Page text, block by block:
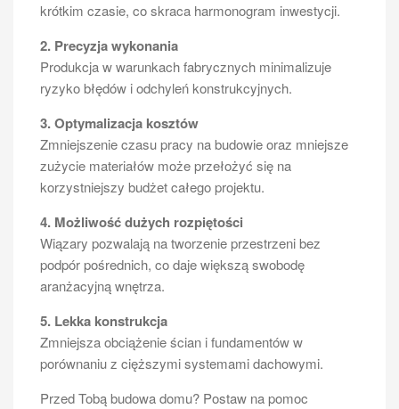
krótkim czasie, co skraca harmonogram inwestycji.
2. Precyzja wykonania
Produkcja w warunkach fabrycznych minimalizuje
ryzyko błędów i odchyleń konstrukcyjnych.
3. Optymalizacja kosztów
Zmniejszenie czasu pracy na budowie oraz mniejsze
zużycie materiałów może przełożyć się na
korzystniejszy budżet całego projektu.
4. Możliwość dużych rozpiętości
Wiązary pozwalają na tworzenie przestrzeni bez
podpór pośrednich, co daje większą swobodę
aranżacyjną wnętrza.
5. Lekka konstrukcja
Zmniejsza obciążenie ścian i fundamentów w
porównaniu z cięższymi systemami dachowymi.
Przed Tobą budowa domu? Postaw na pomoc